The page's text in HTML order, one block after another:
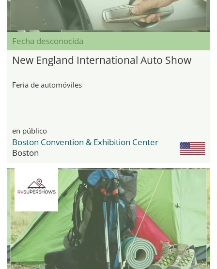
Fecha desconocida
New England International Auto Show
Feria de automóviles
en público
Boston Convention & Exhibition Center
Boston